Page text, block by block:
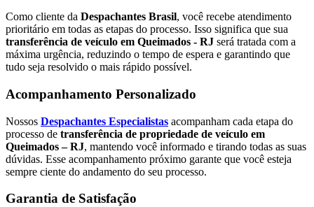
Como cliente da Despachantes Brasil, você recebe atendimento
prioritário em todas as etapas do processo. Isso significa que sua
transferência de veículo em Queimados - RJ será tratada com a
máxima urgência, reduzindo o tempo de espera e garantindo que
tudo seja resolvido o mais rápido possível.
Acompanhamento Personalizado
Nossos Despachantes Especialistas acompanham cada etapa do
processo de transferência de propriedade de veículo em
Queimados – RJ, mantendo você informado e tirando todas as suas
dúvidas. Esse acompanhamento próximo garante que você esteja
sempre ciente do andamento do seu processo.
Garantia de Satisfação